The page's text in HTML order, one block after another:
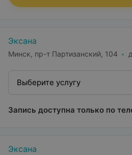
Эксана
Минск, пр-т Партизанский, 104
Выберите услугу
Запись доступна только по
Эксана